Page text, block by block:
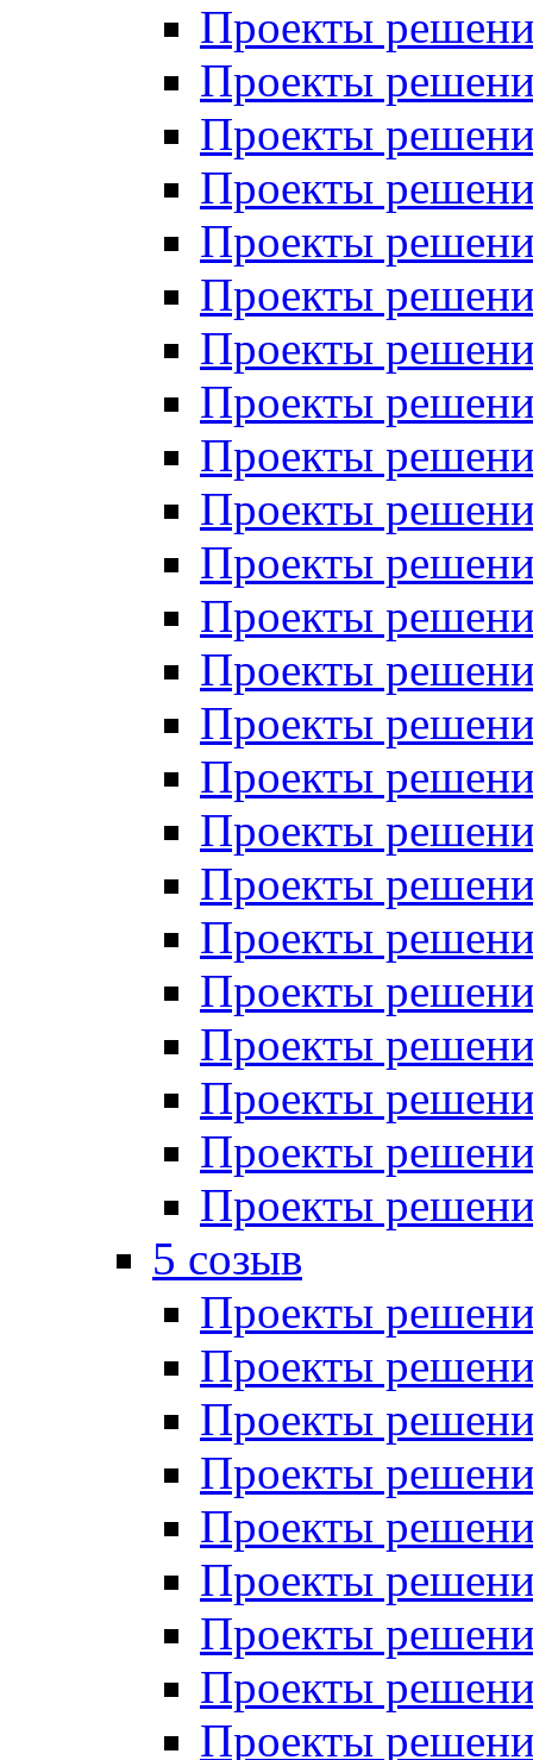
Проекты
Проекты
Проекты
Проекты
Проекты
Проекты
Проекты
Проекты
Проекты
Проекты
Проекты
Проекты
Проекты
Проекты
Проекты
Проекты
Проекты
Проекты
Проекты
Проекты
Проекты
Проекты
Проекты
5 созыв
Проекты
Проекты
Проекты
Проекты
Проекты
Проекты
Проекты
Проекты
Проекты